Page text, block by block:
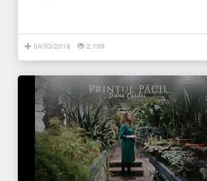
04/03/2018 2.109